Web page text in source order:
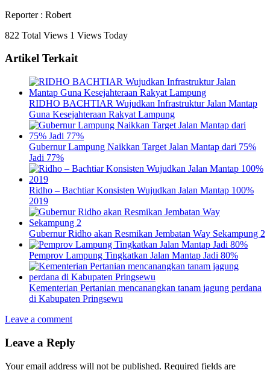
Reporter : Robert
822 Total Views 1 Views Today
Artikel Terkait
RIDHO BACHTIAR Wujudkan Infrastruktur Jalan Mantap
Guna Kesejahteraan Rakyat Lampung
Gubernur Lampung Naikkan Target Jalan Mantap dari 75%
Jadi 77%
Ridho – Bachtiar Konsisten Wujudkan Jalan Mantap 100%
2019
Gubernur Ridho akan Resmikan Jembatan Way Sekampung 2
Pemprov Lampung Tingkatkan Jalan Mantap Jadi 80%
Kementerian Pertanian mencanangkan tanam jagung perdana
di Kabupaten Pringsewu
Leave a comment
Leave a Reply
Your email address will not be published. Required fields are